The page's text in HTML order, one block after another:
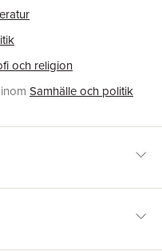
och religion
inom Samhälle och politik